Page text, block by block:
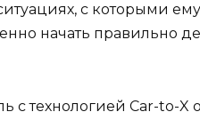
с которыми
начать правильно
с технологией Car-to-X